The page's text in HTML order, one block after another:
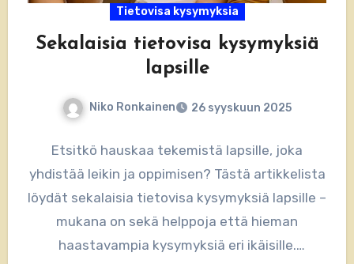
Tietovisa kysymyksia
Sekalaisia tietovisa kysymyksiä
lapsille
Niko Ronkainen 26 syyskuun 2025
Etsitkö hauskaa tekemistä lapsille, joka
yhdistää leikin ja oppimisen? Tästä artikkelista
löydät sekalaisia tietovisa kysymyksiä lapsille –
mukana on sekä helppoja että hieman
haastavampia kysymyksiä eri ikäisille.